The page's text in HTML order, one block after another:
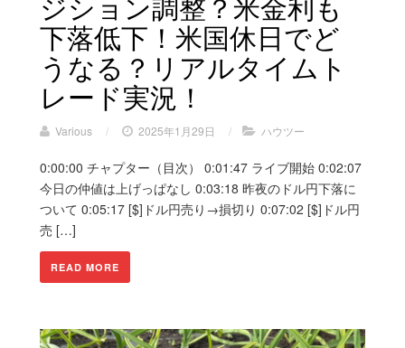
ジション調整？米金利も
下落低下！米国休日でど
うなる？リアルタイムト
レード実況！
Various / 2025年1月29日 / ハウツー
0:00:00 チャプター（目次） 0:01:47 ライブ開始 0:02:07
今日の仲値は上げっぱなし 0:03:18 昨夜のドル円下落に
ついて 0:05:17 [$]ドル円売り→損切り 0:07:02 [$]ドル円
売 […]
READ MORE